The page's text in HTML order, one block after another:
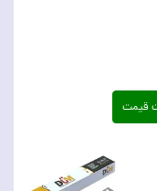
قیمت